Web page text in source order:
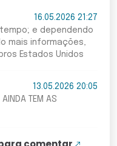
16.05.2026 21:27
e dependendo
mais informações,
Estados Unidos
13.05.2026 20:05
AINDA TEM AS